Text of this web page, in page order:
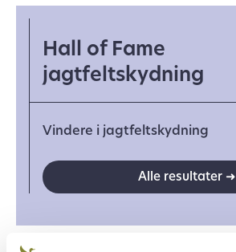
Hall of Fame
jagtfeltskydning
Vindere i jagtfeltskydning
Alle resultater ➜